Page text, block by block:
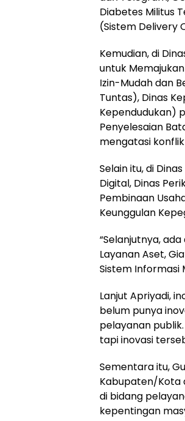
Diabetes Militus
(Sistem Delivery
Kemudian, di
untuk
Izin-Mudah dan
Tuntas), Dinas
Kependudukan)
Penyelesaian
mengatasi
Selain itu, di
Digital, Dinas
Pembinaan
Keunggulan
“Selanjutnya,
Layanan Aset,
Sistem Informasi
Lanjut Apriyadi,
belum punya
pelayanan
tapi inovasi
Sementara itu,
Kabupaten/Kota
di bidang
kepentingan